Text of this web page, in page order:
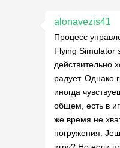
alonavezis41
Процесс
Flying Simulator
действительно
радует. Однако
иногда
общем, есть в
же время не
погружения.